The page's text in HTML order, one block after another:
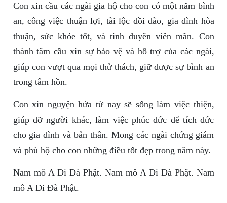
Con xin cầu các ngài gia hộ cho con có một năm bình
an, công việc thuận lợi, tài lộc dồi dào, gia đình hòa
thuận, sức khỏe tốt, và tình duyên viên mãn. Con
thành tâm cầu xin sự bảo vệ và hỗ trợ của các ngài,
giúp con vượt qua mọi thử thách, giữ được sự bình an
trong tâm hồn.
Con xin nguyện hứa từ nay sẽ sống làm việc thiện,
giúp đỡ người khác, làm việc phúc đức để tích đức
cho gia đình và bản thân. Mong các ngài chứng giám
và phù hộ cho con những điều tốt đẹp trong năm này.
Nam mô A Di Đà Phật. Nam mô A Di Đà Phật. Nam
mô A Di Đà Phật.